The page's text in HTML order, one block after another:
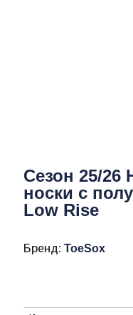
Сезон 25/26
носки с
Low Rise
Бренд: ToeSox